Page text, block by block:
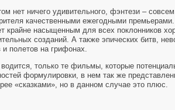
нет ничего удивительного, фэнтези –
качественными ежегодными
крайне насыщенным для всех поклонников
созданий. А также эпических битв,
и полетов на грифонах.
водится, только те фильмы, которые
формулировки, в нем так же
«сказками», но в данном случае это плюс.